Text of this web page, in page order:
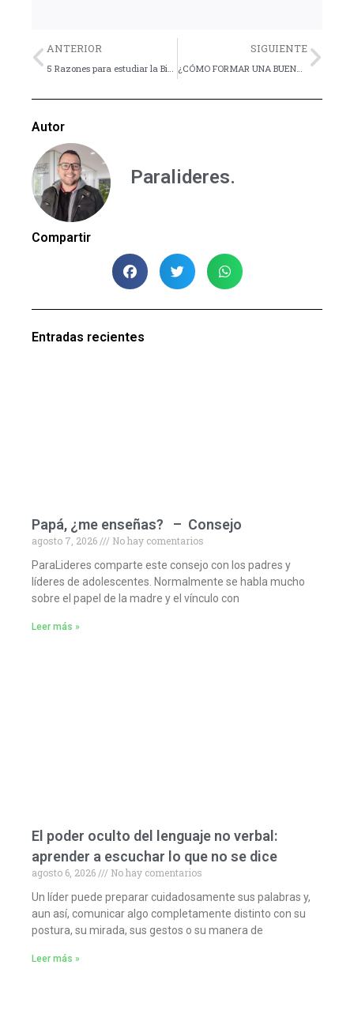
Previo
ANTERIOR
5 Razones para estudiar la Biblia – Reflexión
SIGUIENTE
¿CÓMO FORMAR UNA BUENA FAMILIA? Sixto Porras
Autor
Paralideres.
Compartir
Entradas recientes
Papá, ¿me enseñas? – Consejo
agosto 7, 2026
No hay comentarios
ParaLideres comparte este consejo con los padres y
líderes de adolescentes. Normalmente se habla mucho
sobre el papel de la madre y el vínculo con
Leer más »
El poder oculto del lenguaje no verbal:
aprender a escuchar lo que no se dice
agosto 6, 2026
No hay comentarios
Un líder puede preparar cuidadosamente sus palabras y,
aun así, comunicar algo completamente distinto con su
postura, su mirada, sus gestos o su manera de
Leer más »